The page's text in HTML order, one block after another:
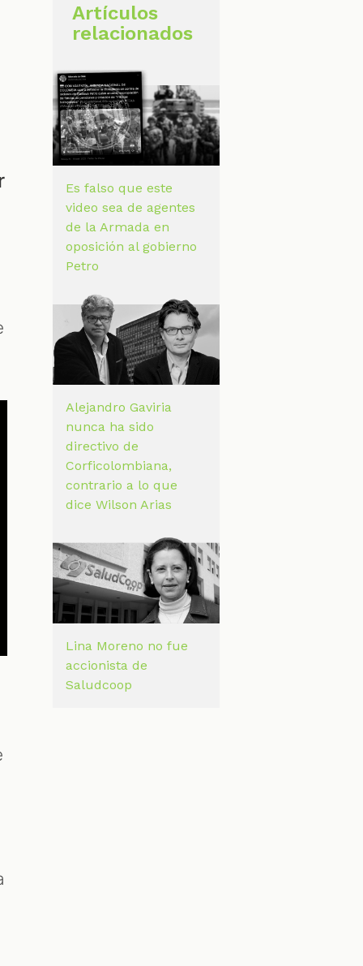
Artículos
relacionados
Es falso que este
video sea de agentes
de la Armada en
oposición al gobierno
Petro
Alejandro Gaviria
nunca ha sido
directivo de
Corficolombiana,
contrario a lo que
dice Wilson Arias
Lina Moreno no fue
accionista de
Saludcoop